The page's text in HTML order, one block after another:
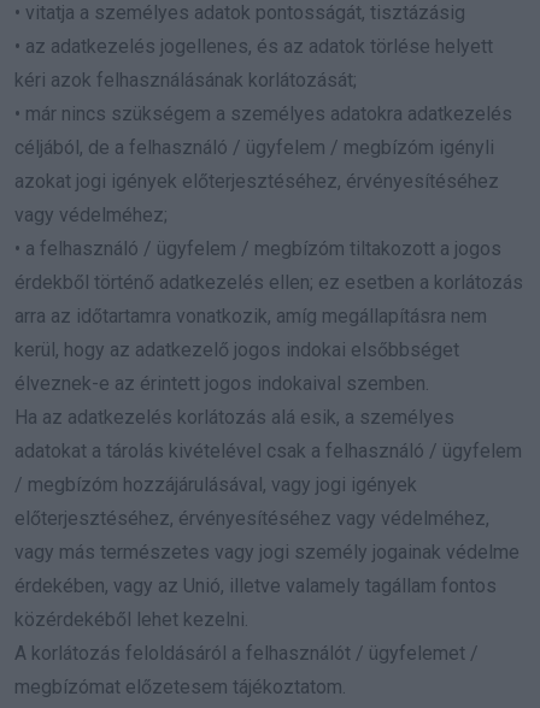
• vitatja a személyes adatok pontosságát, tisztázásig
• az adatkezelés jogellenes, és az adatok törlése helyett
kéri azok felhasználásának korlátozását;
• már nincs szükségem a személyes adatokra adatkezelés
céljából, de a felhasználó / ügyfelem / megbízóm igényli
azokat jogi igények előterjesztéséhez, érvényesítéséhez
vagy védelméhez;
• a felhasználó / ügyfelem / megbízóm tiltakozott a jogos
érdekből történő adatkezelés ellen; ez esetben a korlátozás
arra az időtartamra vonatkozik, amíg megállapításra nem
kerül, hogy az adatkezelő jogos indokai elsőbbséget
élveznek-e az érintett jogos indokaival szemben.
Ha az adatkezelés korlátozás alá esik, a személyes
adatokat a tárolás kivételével csak a felhasználó / ügyfelem
/ megbízóm hozzájárulásával, vagy jogi igények
előterjesztéséhez, érvényesítéséhez vagy védelméhez,
vagy más természetes vagy jogi személy jogainak védelme
érdekében, vagy az Unió, illetve valamely tagállam fontos
közérdekéből lehet kezelni.
A korlátozás feloldásáról a felhasználót / ügyfelemet /
megbízómat előzetesem tájékoztatom.